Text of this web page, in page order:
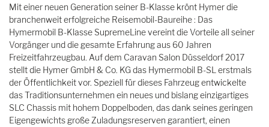
Mit einer neuen Generation seiner B-Klasse krönt Hymer die
branchenweit erfolgreiche Reisemobil-Baureihe : Das
Hymermobil B-Klasse SupremeLine vereint die Vorteile all seiner
Vorgänger und die gesamte Erfahrung aus 60 Jahren
Freizeitfahrzeugbau. Auf dem Caravan Salon Düsseldorf 2017
stellt die Hymer GmbH & Co. KG das Hymermobil B-SL erstmals
der Öffentlichkeit vor. Speziell für dieses Fahrzeug entwickelte
das Traditionsunternehmen ein neues und bislang einzigartiges
SLC Chassis mit hohem Doppelboden, das dank seines geringen
Eigengewichts große Zuladungsreserven garantiert, einen